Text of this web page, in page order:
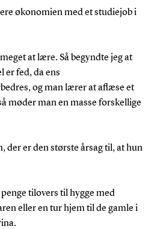
økonomien med et studiejob i
at lære. Så begyndte jeg at
er fed, da ens
og man lærer at aflæse et
møder man en masse forskellige
der er den største årsag til, at hun
tilovers til hygge med
eller en tur hjem til de gamle i